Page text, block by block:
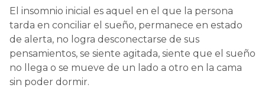
El insomnio inicial es aquel en el que la persona
tarda en conciliar el sueño, permanece en estado
de alerta, no logra desconectarse de sus
pensamientos, se siente agitada, siente que el sueño
no llega o se mueve de un lado a otro en la cama
sin poder dormir.